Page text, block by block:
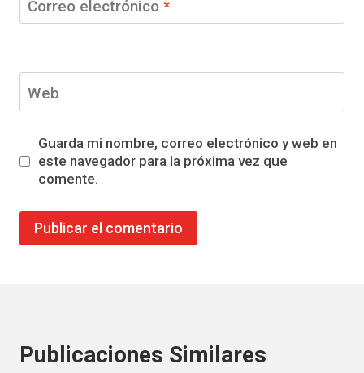
Correo electrónico *
Web
Guarda mi nombre, correo electrónico y web en
este navegador para la próxima vez que
comente.
Publicaciones Similares